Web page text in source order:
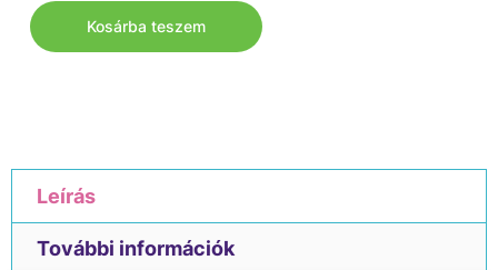
Kosárba teszem
Leírás
További információk